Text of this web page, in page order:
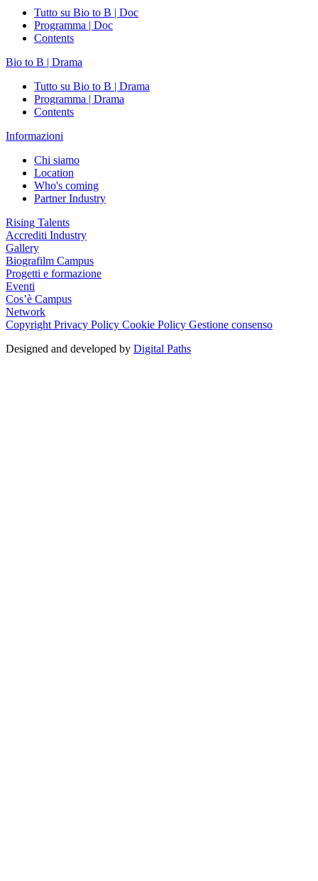
Tutto su Bio to B | Doc
Programma | Doc
Contents
Bio to B | Drama
Tutto su Bio to B | Drama
Programma | Drama
Contents
Informazioni
Chi siamo
Location
Who's coming
Partner Industry
Rising Talents
Accrediti Industry
Gallery
Biografilm Campus
Progetti e formazione
Eventi
Cos’è Campus
Network
Copyright Privacy Policy Cookie Policy Gestione consenso
Designed and developed by Digital Paths